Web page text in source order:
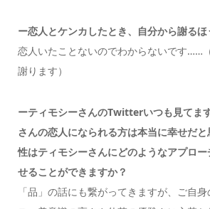
ー恋人とケンカしたとき、自分から謝るほ
恋人いたことないのでわからないです……
謝ります）
ーティモシーさんのTwitterいつも見て
さんの恋人になられる方は本当に幸せだ
性はティモシーさんにどのようなアプロ
せることができますか？
「品」の話にも繋がってきますが、ご自